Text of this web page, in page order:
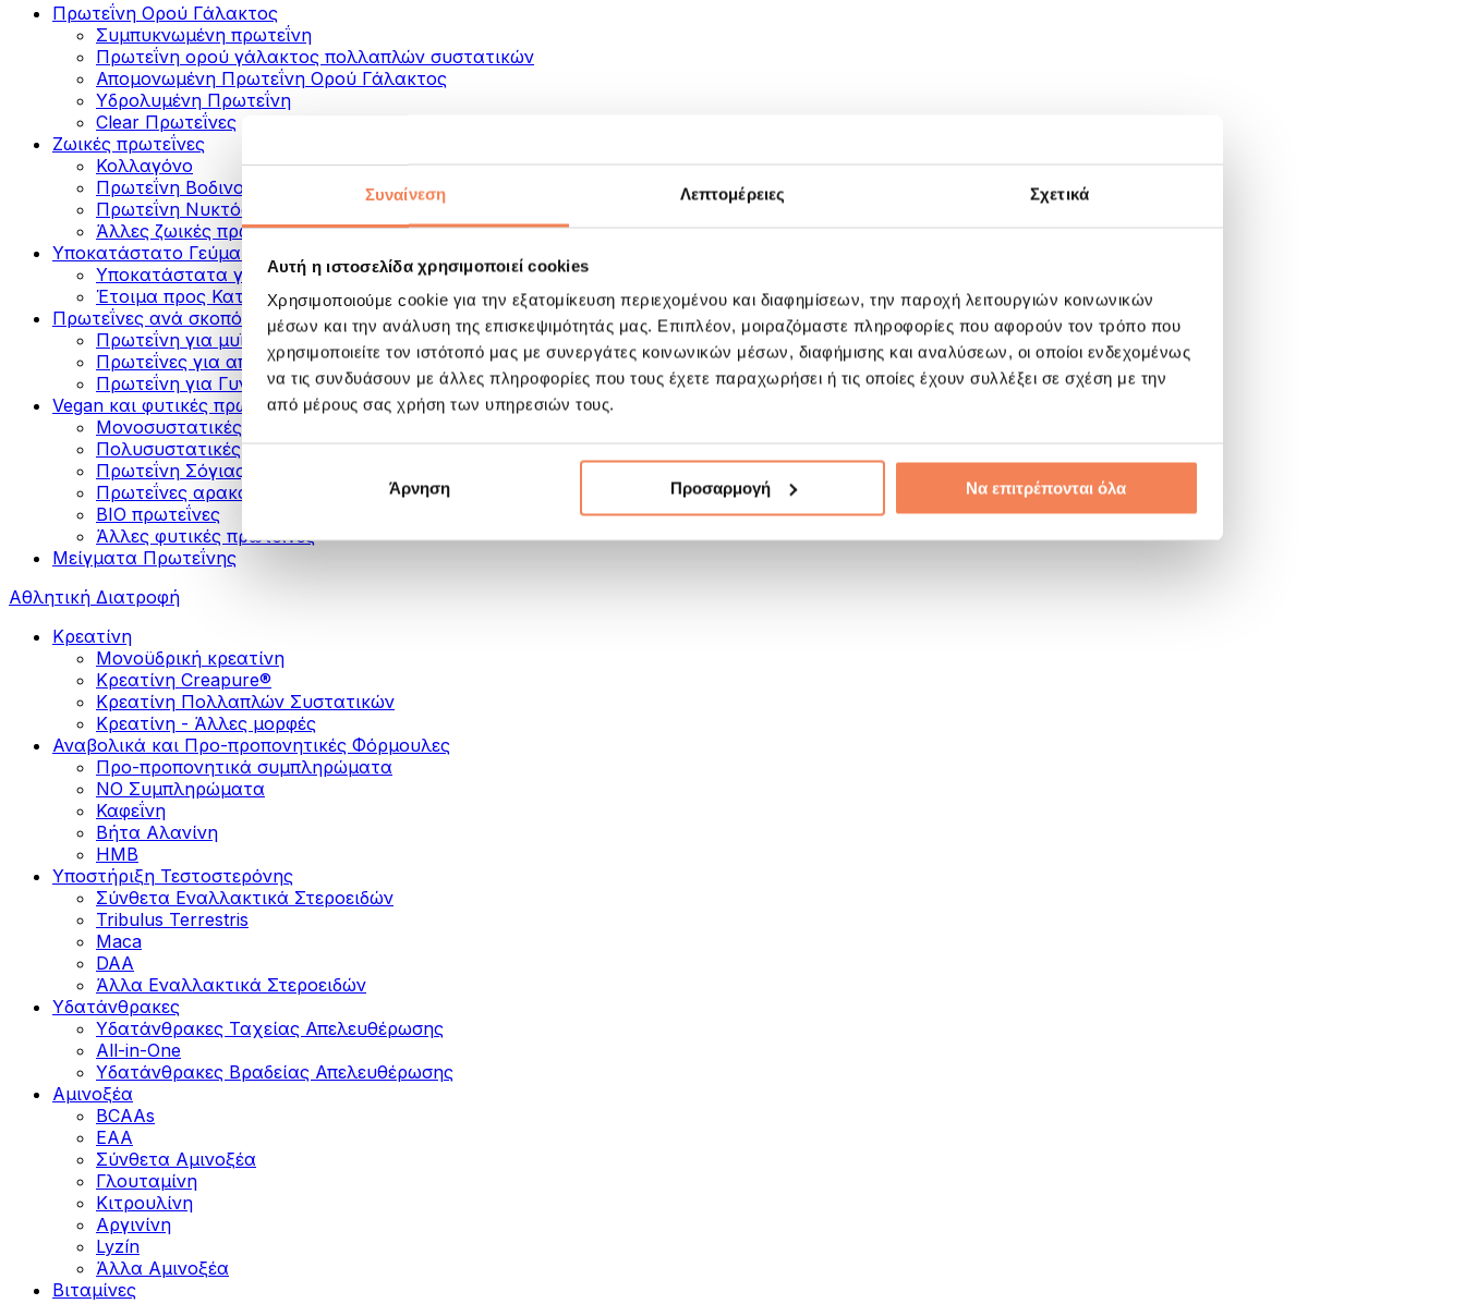
Συναίνεση Λεπτομέρειες Σχετικά
Αυτή η ιστοσελίδα χρησιμοποιεί cookies
Χρησιμοποιούμε cookie για την εξατομίκευση περιεχομένου και διαφημίσεων, την παροχή λειτουργιών κοινωνικών
μέσων και την ανάλυση της επισκεψιμότητάς μας. Επιπλέον, μοιραζόμαστε πληροφορίες που αφορούν τον τρόπο που
χρησιμοποιείτε τον ιστότοπό μας με συνεργάτες κοινωνικών μέσων, διαφήμισης και αναλύσεων, οι οποίοι ενδεχομένως
να τις συνδυάσουν με άλλες πληροφορίες που τους έχετε παραχωρήσει ή τις οποίες έχουν συλλέξει σε σχέση με την
από μέρους σας χρήση των υπηρεσιών τους.
Άρνηση Προσαρμογή Να επιτρέπονται όλα
Πρωτεΐνη Ορού Γάλακτος
Συμπυκνωμένη πρωτεΐνη
Πρωτεΐνη ορού γάλακτος πολλαπλών συστατικών
Απομονωμένη Πρωτεΐνη Ορού Γάλακτος
Υδρολυμένη Πρωτεΐνη
Clear Πρωτεΐνες
Ζωικές πρωτεΐνες
Κολλαγόνο
Πρωτεΐνη Βοδινού
Πρωτεΐνη Νυκτός
Άλλες ζωικές πρωτεΐνες
Υποκατάστατο Γεύματος
Υποκατάστατα γεύματος σε σκόνη
Έτοιμα προς Κατανάλωση Πρωτεϊνικά Ροφήματα
Πρωτεΐνες ανά σκοπό
Πρωτεΐνη για μυϊκή ανάπτυξη
Πρωτεΐνες για απώλεια βάρους
Πρωτεΐνη για Γυναίκες
Vegan και φυτικές πρωτεΐνες
Μονοσυστατικές Φυτικές Πρωτεΐνες
Πολυσυστατικές Φυτικές Πρωτεΐνες
Πρωτεΐνη Σόγιας
Πρωτεΐνες αρακά
ΒIO πρωτεΐνες
Άλλες φυτικές πρωτεΐνες
Μείγματα Πρωτεΐνης
Αθλητική Διατροφή
Κρεατίνη
Μονοϋδρική κρεατίνη
Κρεατίνη Creapure®
Κρεατίνη Πολλαπλών Συστατικών
Κρεατίνη - Άλλες μορφές
Αναβολικά και Προ-προπονητικές Φόρμουλες
Προ-προπονητικά συμπληρώματα
ΝΟ Συμπληρώματα
Καφεΐνη
Βήτα Αλανίνη
HMB
Υποστήριξη Τεστοστερόνης
Σύνθετα Εναλλακτικά Στεροειδών
Tribulus Terrestris
Maca
DAA
Άλλα Εναλλακτικά Στεροειδών
Υδατάνθρακες
Υδατάνθρακες Ταχείας Απελευθέρωσης
All-in-One
Υδατάνθρακες Βραδείας Απελευθέρωσης
Αμινοξέα
BCAAs
EAA
Σύνθετα Αμινοξέα
Γλουταμίνη
Κιτρουλίνη
Αργινίνη
Lyzín
Άλλα Αμινοξέα
Βιταμίνες